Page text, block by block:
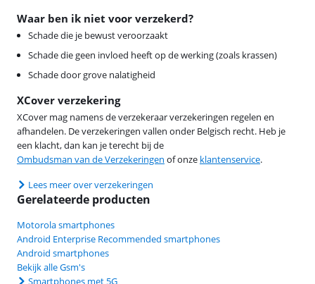
Waar ben ik niet voor verzekerd?
Schade die je bewust veroorzaakt
Schade die geen invloed heeft op de werking (zoals krassen)
Schade door grove nalatigheid
XCover verzekering
XCover mag namens de verzekeraar verzekeringen regelen en
afhandelen. De verzekeringen vallen onder Belgisch recht. Heb je
een klacht, dan kan je terecht bij de
Ombudsman van de Verzekeringen of onze klantenservice.
Lees meer over verzekeringen
Gerelateerde producten
Motorola smartphones
Android Enterprise Recommended smartphones
Android smartphones
Bekijk alle Gsm's
Smartphones met 5G